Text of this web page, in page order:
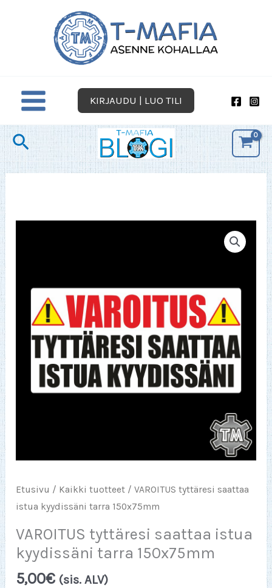
KIRJAUDU | LUO TILI
Hae
Etusivu / Kaikki tuotteet / VAROITUS tyttäresi saattaa
istua kyydissäni tarra 150x75mm
VAROITUS tyttäresi saattaa istua
kyydissäni tarra 150x75mm
5,00€ (sis. ALV)